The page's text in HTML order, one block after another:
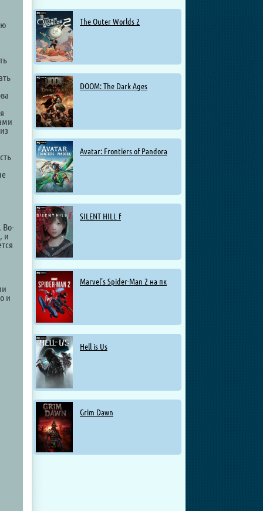
The Outer Worlds 2
DOOM: The Dark Ages
Avatar: Frontiers of Pandora
SILENT HILL f
Marvel’s Spider-Man 2 на пк
Hell is Us
Grim Dawn
Во-
и
и